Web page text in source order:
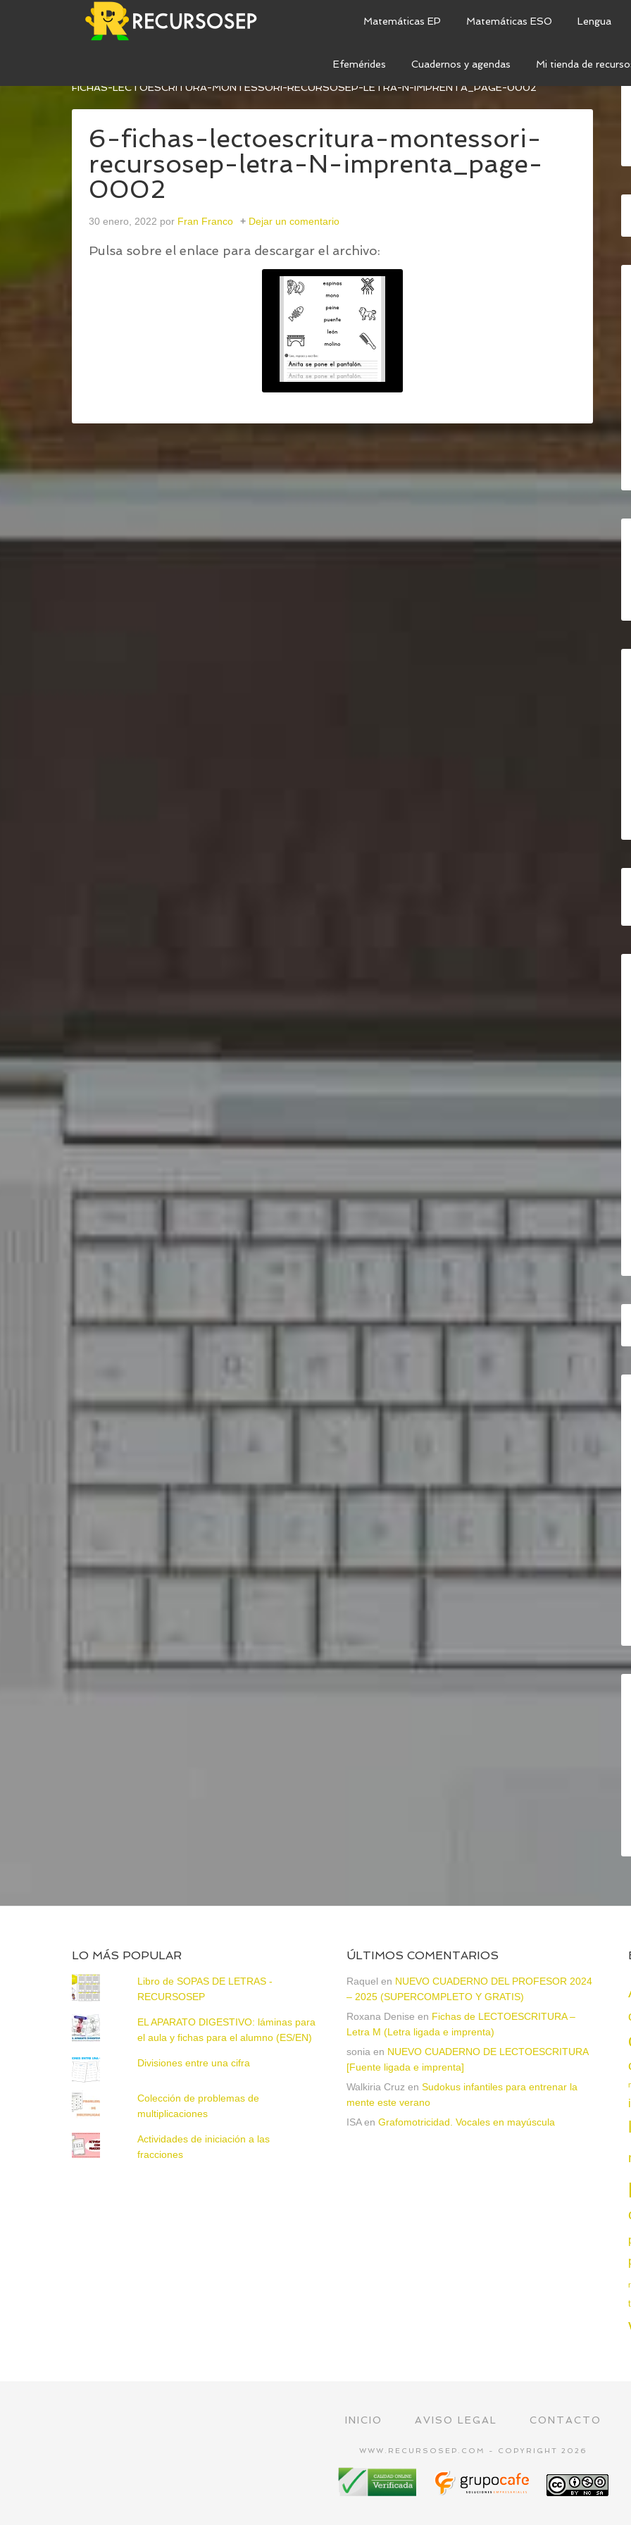
Matemáticas EP Matemáticas ESO Lengua
Efemérides Cuadernos y agendas Mi tienda de
FICHAS DE LECTOESCRITURA – LETRA N (LETRA LIGADA E IMPRENTA)
FICHAS-LECTOESCRITURA-MONTESSORI-RECURSOSEP-LETRA-N-IMPRENTA_PAGE-0002
6-fichas-lectoescritura-montessori-
recursosep-letra-N-imprenta_page-
0002
30 enero, 2022 por Fran Franco Dejar un comentario
Pulsa sobre el enlace para descargar el archivo:
LO MÁS POPULAR
Libro de SOPAS DE LETRAS -
RECURSOSEP
EL APARATO DIGESTIVO: láminas para
el aula y fichas para el alumno (ES/EN)
Divisiones entre una cifra
Colección de problemas de
multiplicaciones
Actividades de iniciación a las
fracciones
ÚLTIMOS COMENTARIOS
Raquel en NUEVO CUADERNO DEL PROFESOR 2024
– 2025 (SUPERCOMPLETO Y GRATIS)
Roxana Denise en Fichas de LECTOESCRITURA –
Letra M (Letra ligada e imprenta)
sonia en NUEVO CUADERNO DE LECTOESCRITURA
[Fuente ligada e imprenta]
Walkiria Cruz en Sudokus infantiles para entrenar la
mente este verano
ISAen Grafomotricidad. Vocales en mayúscula
INICIO AVISO LEGAL CONTACTO
WWW.RECURSOSEP.COM - COPYRIGHT 2026